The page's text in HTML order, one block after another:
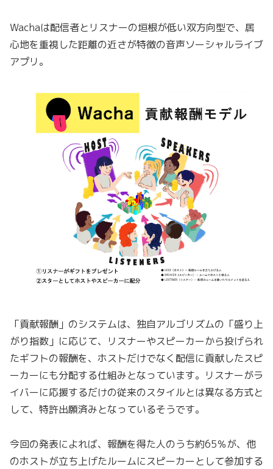
Wachaは配信者とリスナーの垣根が低い双方向型で、居
心地を重視した距離の近さが特徴の音声ソーシャルライブ
アプリ。
「貢献報酬」のシステムは、独自アルゴリズムの「盛り上
がり指数」に応じて、リスナーやスピーカーから投げられ
たギフトの報酬を、ホストだけでなく配信に貢献したスピ
ーカーにも分配する仕組みとなっています。リスナーがラ
イバーに応援するだけの従来のスタイルとは異なる方式と
して、特許出願済みとなっているそうです。
今回の発表によれば、報酬を得た人のうち約65％が、他
のホストが立ち上げたルームにスピーカーとして参加する